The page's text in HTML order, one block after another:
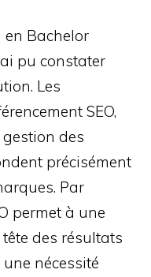
Bachelor
pu constater
Les
SEO,
gestion des
précisément
Par
permet à une
des résultats
nécessité